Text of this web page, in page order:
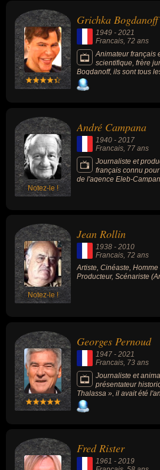
Grichka Bogdanoff
1949 - 2021
Francais, 72 ans
Animateur français
scientifique, frère
Bogdanoff, ils sont tous
producteurs de télévision
s'étant illustrés, depuis
de leur personnalité, de
familiales et de leur
Notez-le !
André Campana
1940 - 2017
Francais , 77 ans
Journaliste et
français connu
de l'agence Eleb-
secoué la télévision des
renouvelé la démocratie
Notez-le !
Jean Rollin
1938 - 2010
Francais, 72 ans
Artiste, Cinéaste, Homme
Producteur, Scénariste
Georges Pernoud
1947 - 2021
Francais, 73 ans
Journaliste et
présentateur
Thalassa », il avait été
"magazine de la mer"
presque 40 ans (de 1980
Fred Rister
1961 - 2019